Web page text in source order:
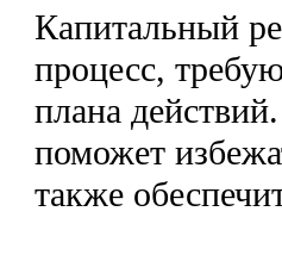
Капитальный
процесс,
плана
поможет
также